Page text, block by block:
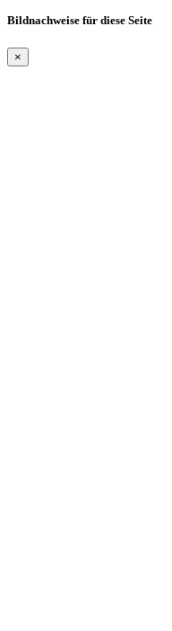
Bildnachweise für diese Seite
×